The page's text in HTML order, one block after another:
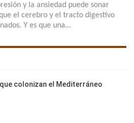
y la ansiedad puede sonar
el cerebro y el tracto digestivo
Y es que una…
colonizan el Mediterráneo